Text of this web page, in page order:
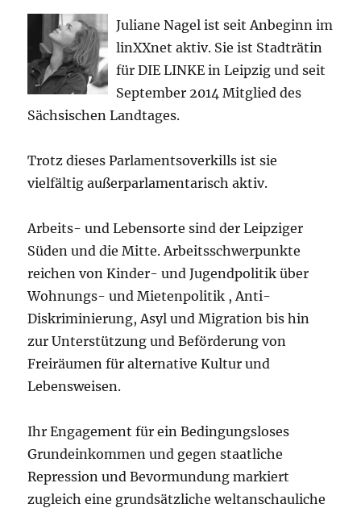
Juliane Nagel ist seit Anbeginn im
linXXnet aktiv. Sie ist Stadträtin
für DIE LINKE in Leipzig und seit
September 2014 Mitglied des
Sächsischen Landtages.
Trotz dieses Parlamentsoverkills ist sie
vielfältig außerparlamentarisch aktiv.
Arbeits- und Lebensorte sind der Leipziger
Süden und die Mitte. Arbeitsschwerpunkte
reichen von Kinder- und Jugendpolitik über
Wohnungs- und Mietenpolitik , Anti-
Diskriminierung, Asyl und Migration bis hin
zur Unterstützung und Beförderung von
Freiräumen für alternative Kultur und
Lebensweisen.
Ihr Engagement für ein Bedingungsloses
Grundeinkommen und gegen staatliche
Repression und Bevormundung markiert
zugleich eine grundsätzliche weltanschauliche